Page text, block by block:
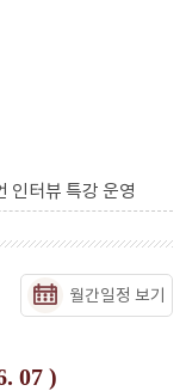
인터뷰 특강 운영
월간일정 보기
07 )